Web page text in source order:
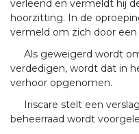
verleend en vermeldt hij
hoorzitting. In de
vermeld om zich door een
Als geweigerd wordt
verdedigen, wordt dat in
verhoor opgenomen.
Iriscare stelt een
beheerraad wordt